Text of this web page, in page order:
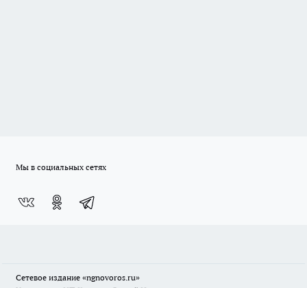
Мы в социальных сетях
Сетевое издание «ngnovoros.ru»